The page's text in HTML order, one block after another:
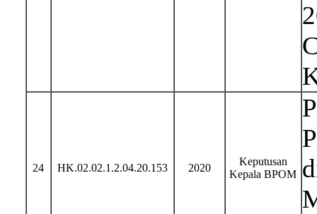
24 HK.02.02.1.2.04.20.153 2020
Keputusan
Kepala BPOM